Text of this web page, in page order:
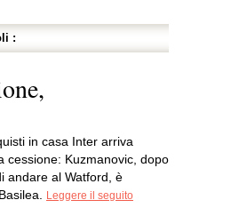
:
in casa Inter arriva
cessione: Kuzmanovic, dopo
andare al Watford, è
Leggere il seguito